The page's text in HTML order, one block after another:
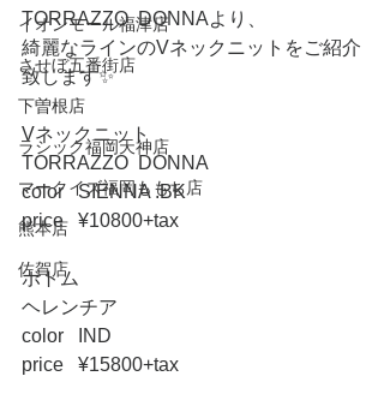
イオンモール福津店
させぼ五番街店
下曽根店
ラシック福岡天神店
マークイズ福岡ももち店
熊本店
佐賀店
TORRAZZO  DONNAより、
綺麗なラインのVネックニットをご紹介
致します✨
Vネックニット
TORRAZZO  DONNA
color   SIENNA .BK
price   ¥10800+tax
ボトム
ヘレンチア
color   IND
price   ¥15800+tax